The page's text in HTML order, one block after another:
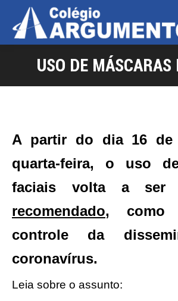
USO DE MÁSCARAS
A partir do dia 16 de
quarta-feira, o uso
faciais volta a ser
recomendado, como
controle da
coronavírus.
Leia sobre o assunto: